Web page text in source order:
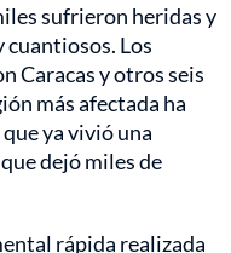
sufrieron heridas y
Los
Caracas y otros seis
más afectada ha
ya vivió una
dejó miles de
rápida realizada